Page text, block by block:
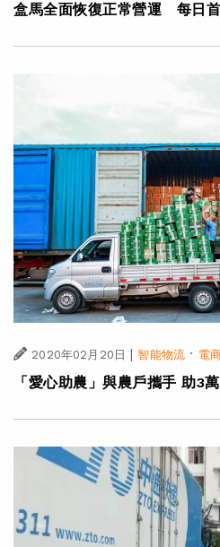
盒馬全面恢復正常營運 每日
2020年02月20日 | 智能物流 · 電
「愛心助農」與農戶攜手 助3